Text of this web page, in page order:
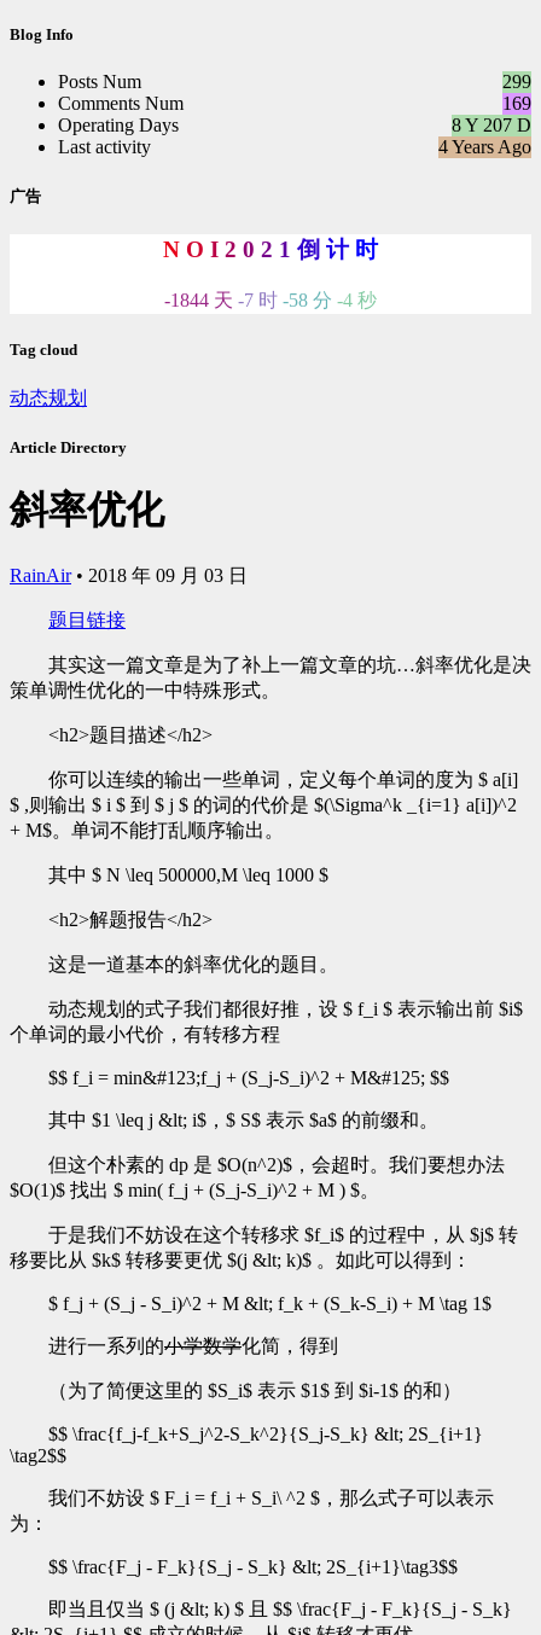
次
Blog Info
299
Posts Num
169
Comments Num
8 Y 207 D
Operating Days
4 Years Ago
Last activity
广告
N O I 2 0 2 1 倒 计 时
-1844 天 -7 时 -58 分 -5 秒
Tag cloud
动态规划
Article Directory
斜率优化
RainAir• 2018 年 09 月 03 日
题目链接
其实这一篇文章是为了补上一篇文章的坑…斜率优化是决
策单调性优化的一中特殊形式。
<h2>题目描述</h2>
你可以连续的输出一些单词，定义每个单词的度为 $ a[i]
$ ,则输出 $ i $ 到 $ j $ 的词的代价是 $(\Sigma^k _{i=1} a[i])^2
+ M$。单词不能打乱顺序输出。
其中 $ N \leq 500000,M \leq 1000 $
<h2>解题报告</h2>
这是一道基本的斜率优化的题目。
动态规划的式子我们都很好推，设 $ f_i $ 表示输出前 $i$
个单词的最小代价，有转移方程
$$ f_i = min&#123;f_j + (S_j-S_i)^2 + M&#125; $$
其中 $1 \leq j &lt; i$，$ S$ 表示 $a$ 的前缀和。
但这个朴素的 dp 是 $O(n^2)$，会超时。我们要想办法
$O(1)$ 找出 $ min( f_j + (S_j-S_i)^2 + M ) $。
于是我们不妨设在这个转移求 $f_i$ 的过程中，从 $j$ 转
移要比从 $k$ 转移要更优 $(j &lt; k)$ 。如此可以得到：
$ f_j + (S_j - S_i)^2 + M &lt; f_k + (S_k-S_i) + M \tag 1$
进行一系列的小学数学化简，得到
（为了简便这里的 $S_i$ 表示 $1$ 到 $i-1$ 的和）
$$ \frac{f_j-f_k+S_j^2-S_k^2}{S_j-S_k} &lt; 2S_{i+1}
\tag2$$
我们不妨设 $ F_i = f_i + S_i\ ^2 $，那么式子可以表示
为：
$$ \frac{F_j - F_k}{S_j - S_k} &lt; 2S_{i+1}\tag3$$
即当且仅当 $ (j &lt; k) $ 且 $$ \frac{F_j - F_k}{S_j - S_k}